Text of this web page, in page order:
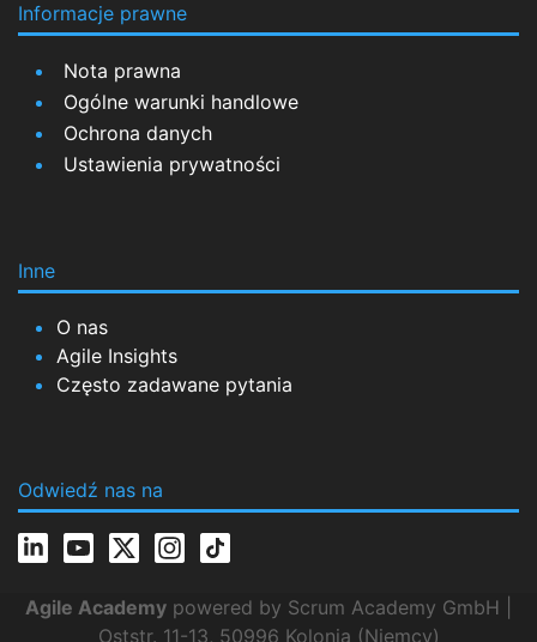
Informacje prawne
Nota prawna
Ogólne warunki handlowe
Ochrona danych
Ustawienia prywatności
Inne
O nas
Agile Insights
Często zadawane pytania
Odwiedź nas na
Agile Academy powered by Scrum Academy GmbH |
Oststr. 11-13, 50996 Kolonia (Niemcy)